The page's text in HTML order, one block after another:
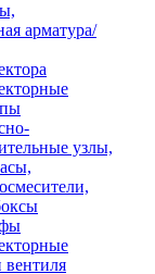
арматура/
узлы,